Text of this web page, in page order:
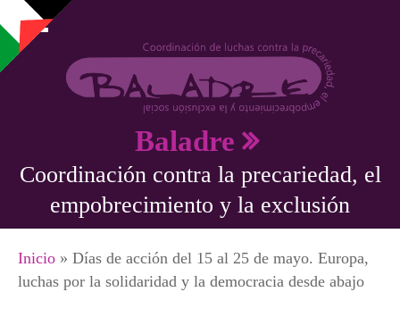
Pasar al contenido principal
Baladre
Coordinación contra la precariedad, el
empobrecimiento y la exclusión
Se encuentra usted aquí
Inicio » Días de acción del 15 al 25 de mayo. Europa,
luchas por la solidaridad y la democracia desde abajo